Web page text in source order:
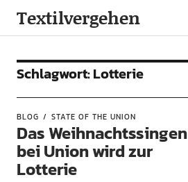
Textilvergehen
Schlagwort:Lotterie
BLOG STATE OF THE UNION
Das Weihnachtssingen
bei Union wird zur
Lotterie